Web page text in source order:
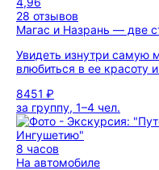
28 отзывов
Магас и Назрань — две
Увидеть изнутри самую
влюбиться в ее красоту
8451 ₽
за группу, 1–4 чел.
8 часов
На автомобиле